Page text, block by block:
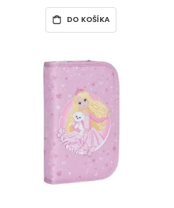
DO KOŠÍKA